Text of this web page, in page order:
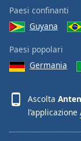
Paesi confinanti
Guyana
Paesi popolari
Germania
Ascolta
l’applicazione